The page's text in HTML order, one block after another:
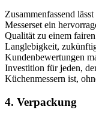
Zusammenfassend
Messerset ein
Qualität zu einem
Langlebigkeit,
Kundenbewertungen
Investition für jeden,
Küchenmessern ist,
4. Verpackung